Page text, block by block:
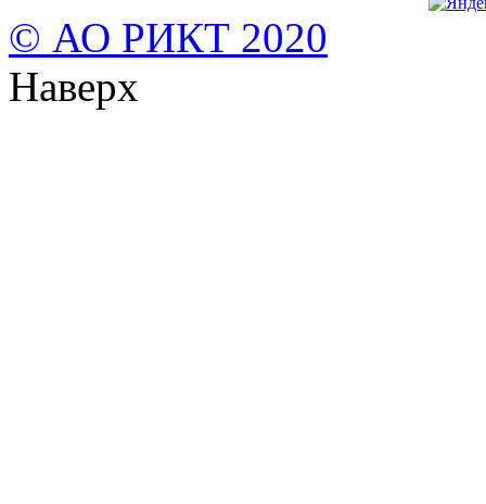
© АО РИКТ 2020
Наверх